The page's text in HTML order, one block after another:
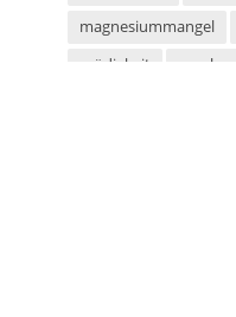
magnesiummangel
müdigkeit
parabene